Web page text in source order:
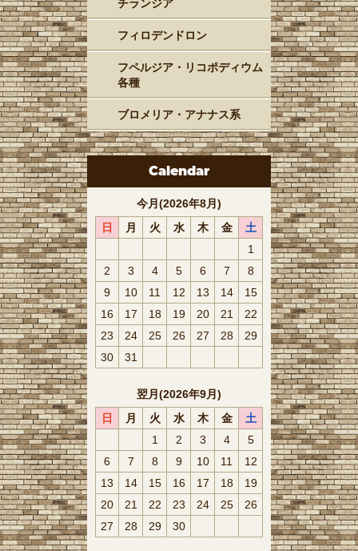
チランジア
フィロデンドロン
フペルジア・リコポディウム
各種
ブロメリア・アナナス系
Calendar
今月(2026年8月)
日
月 火 水 木 金
土
1
2
3 4 5 6 7
8
9
10 11 12 13 14
15
16
17 18 19 20 21
22
23
24 25 26 27 28
29
30
31
翌月(2026年9月)
日
月 火 水 木 金
土
1
2 3 4
5
6
7 8 9 10 11
12
13
14 15 16 17 18
19
20
21 22 23 24 25
26
27
28 29 30